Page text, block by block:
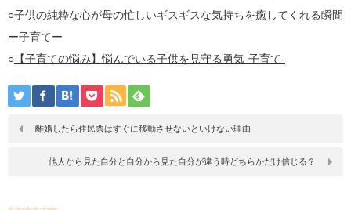
○子供の純粋な心が母の忙しいギスギスな気持ちを癒してくれる瞬間
ー子育てー
○ 【子育ての悩み】悩んでいる子供を見守る勇気-子育て-
離婚したら住民票はすぐに移動させないといけない理由
他人から見た自分と自分から見た自分が違う時どちらかだけ信じる？